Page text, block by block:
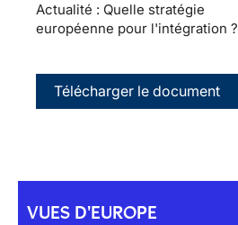
Actualité : Quelle stratégie
européenne pour l'intégration ?
Télécharger le document
VUES D'EUROPE